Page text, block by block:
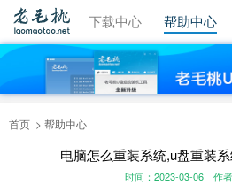
视频教程 下载中心 帮助中心
首页 帮助中心
电脑怎么重装系统,u盘重装
时间：2023-03-06 作